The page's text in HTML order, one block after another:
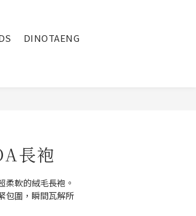
DINOTAENG
長袍
柔軟的絨毛長袍。
包圍，瞬間瓦解所